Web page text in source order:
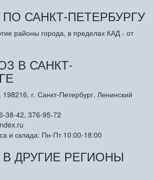
САНКТ-ПЕТЕРБУРГУ
районы города, в пределах КАД - от
В САНКТ-
г. Санкт-Петербург, Ленинский
38-42, 376-95-72
и склада: Пн-Пт 10:00-18:00
ДРУГИЕ РЕГИОНЫ